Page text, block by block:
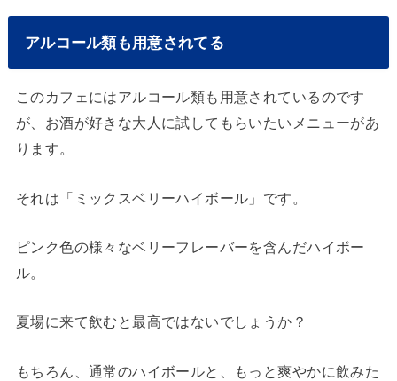
アルコール類も用意されてる
このカフェにはアルコール類も用意されているのです
が、お酒が好きな大人に試してもらいたいメニューがあ
ります。
それは「ミックスベリーハイボール」です。
ピンク色の様々なベリーフレーバーを含んだハイボー
ル。
夏場に来て飲むと最高ではないでしょうか？
もちろん、通常のハイボールと、もっと爽やかに飲みた